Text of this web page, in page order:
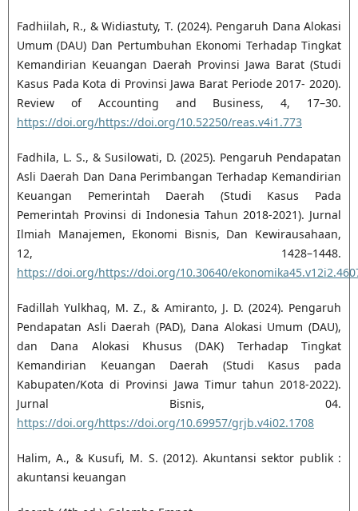
Fadhiilah, R., & Widiastuty, T. (2024). Pengaruh Dana Alokasi
Umum (DAU) Dan Pertumbuhan Ekonomi Terhadap Tingkat
Kemandirian Keuangan Daerah Provinsi Jawa Barat (Studi
Kasus Pada Kota di Provinsi Jawa Barat Periode 2017- 2020).
Review of Accounting and Business, 4, 17–30.
https://doi.org/https://doi.org/10.52250/reas.v4i1.773
Fadhila, L. S., & Susilowati, D. (2025). Pengaruh Pendapatan
Asli Daerah Dan Dana Perimbangan Terhadap Kemandirian
Keuangan Pemerintah Daerah (Studi Kasus Pada
Pemerintah Provinsi di Indonesia Tahun 2018-2021). Jurnal
Ilmiah Manajemen, Ekonomi Bisnis, Dan Kewirausahaan,
12, 1428–1448.
https://doi.org/https://doi.org/10.30640/
Fadillah Yulkhaq, M. Z., & Amiranto, J. D. (2024). Pengaruh
Pendapatan Asli Daerah (PAD), Dana Alokasi Umum (DAU),
dan Dana Alokasi Khusus (DAK) Terhadap Tingkat
Kemandirian Keuangan Daerah (Studi Kasus pada
Kabupaten/Kota di Provinsi Jawa Timur tahun 2018-2022).
Jurnal Bisnis, 04.
https://doi.org/https://doi.org/10.69957/grjb.v4i02.1708
Halim, A., & Kusufi, M. S. (2012). Akuntansi sektor publik :
akuntansi keuangan